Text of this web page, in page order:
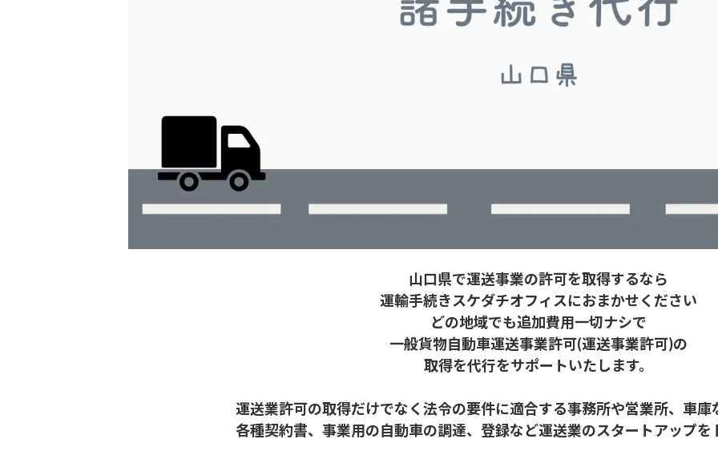
山口県で運送事業の許可を取得するなら
運輸手続きスケダチオフィスにおまかせください
どの地域でも追加費用一切ナシで
一般貨物自動車運送事業許可(運送事業許可)の
取得を代行をサポートいたします。
運送業許可の取得だけでなく法令の要件に適合する事務所や営業所、車庫
各種契約書、事業用の自動車の調達、登録など運送業のスタートアップを